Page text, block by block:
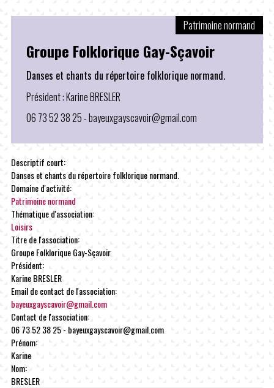
Patrimoine normand
Groupe Folklorique Gay-Sçavoir
Danses et chants du répertoire folklorique normand.
Président : Karine BRESLER
06 73 52 38 25 - bayeuxgayscavoir@gmail.com
Descriptif court:
Danses et chants du répertoire folklorique normand.
Domaine d'activité:
Patrimoine normand
Thématique d'association:
Loisirs
Titre de l'association:
Groupe Folklorique Gay-Sçavoir
Président:
Karine BRESLER
Email de contact de l'association:
bayeuxgayscavoir@gmail.com
Contact de l'association:
06 73 52 38 25 - bayeuxgayscavoir@gmail.com
Prénom:
Karine
Nom:
BRESLER